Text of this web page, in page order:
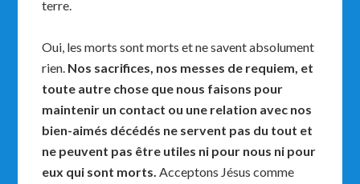
terre.
Oui, les morts sont morts et ne savent absolument
rien. Nos sacrifices, nos messes de requiem, et
toute autre chose que nous faisons pour
maintenir un contact ou une relation avec nos
bien-aimés décédés ne servent pas du tout et
ne peuvent pas être utiles ni pour nous ni pour
eux qui sont morts. Acceptons Jésus comme